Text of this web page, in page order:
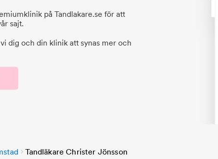
på Tandlakare.se för att
sajt.
dig och din klinik att synas mer och
Tandläkare Christer Jönsson